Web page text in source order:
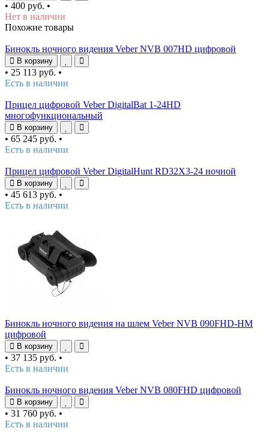
• 400 руб. •
Нет в наличии
Похожие товары
Бинокль ночного видения Veber NVB 007HD цифровой
В корзину
• 25 113 руб. •
Есть в наличии
Прицел цифровой Veber DigitalBat 1-24HD
многофункциональный
В корзину
• 65 245 руб. •
Есть в наличии
Прицел цифровой Veber DigitalHunt RD32X3-24 ночной
В корзину
• 45 613 руб. •
Есть в наличии
Бинокль ночного видения на шлем Veber NVB 090FHD-HM
цифровой
В корзину
• 37 135 руб. •
Есть в наличии
Бинокль ночного видения Veber NVB 080FHD цифровой
В корзину
• 31 760 руб. •
Есть в наличии